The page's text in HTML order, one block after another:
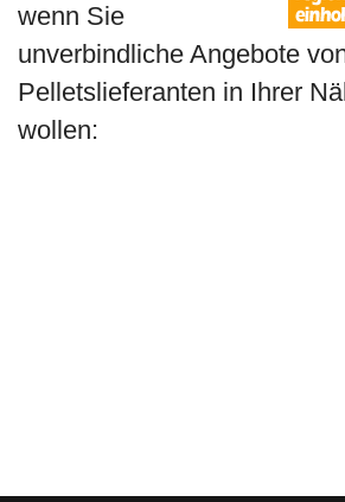
wenn Sie
unverbindliche Angebote
Pelletslieferanten in Ihrer
wollen: